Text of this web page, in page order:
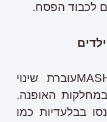
לכבוד הפסח.
עוברת שינוי
האופנה.
בבלעדיות כמו